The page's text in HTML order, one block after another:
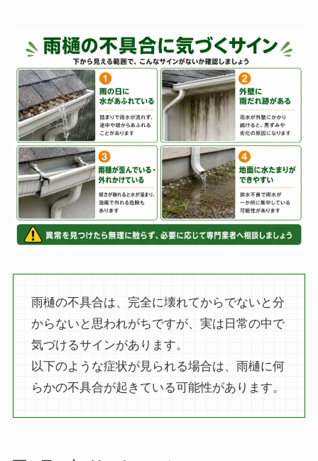
雨樋の不具合は、完全に壊れてからでないと分
からないと思われがちですが、実は日常の中で
気づけるサインがあります。
以下のような症状が見られる場合は、雨樋に何
らかの不具合が起きている可能性があります。